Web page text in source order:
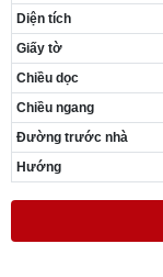
Cần thuê MBKD
Cần thuê MBKD
Cần thuê MBKD
Cần thuê MBKD
Cần thuê MBKD
Cần thuê MBKD
Cần thuê MBKD
Cần thuê MBKD
Cần thuê MBKD
Cần thuê MBKD
Diện tích
Giấy tờ
Chiều dọc
Chiều ngang
Đường trước nhà
Hướng